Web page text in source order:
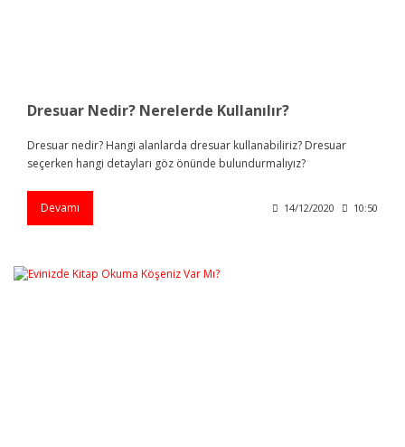
Dresuar Nedir? Nerelerde Kullanılır?
Dresuar nedir? Hangi alanlarda dresuar kullanabiliriz? Dresuar
seçerken hangi detayları göz önünde bulundurmalıyız?
Devamı 14/12/2020 10:50